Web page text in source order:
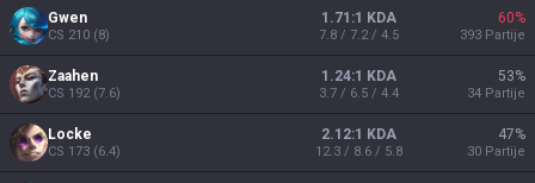
Gwen
CS 210 (8)
1.71:1 KDA
7.8 / 7.2 / 4.5
60%
393 Partije
Zaahen
CS 192(7.6)
1.24:1 KDA
3.7 / 6.5 / 4.4
53%
34 Partije
Locke
CS 173 (6.4)
2.12:1 KDA
12.3 / 8.6 / 5.8
47%
30 Partije